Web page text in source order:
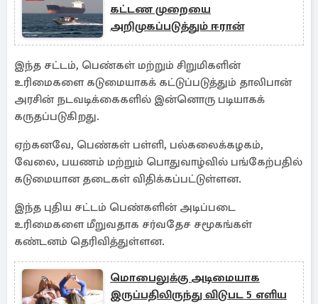
கட்டண முறையை
அறிமுகப்படுத்தும் ஈரான்
இந்த சட்டம், பெண்கள் மற்றும் சிறுமிகளின்
உரிமைகளை கடுமையாகக் கட்டுப்படுத்தும் தாலிபான்
அரசின் நடவடிக்கைகளில் இன்னொரு படியாகக்
கருதப்படுகிறது.
ஏற்கனவே, பெண்கள் பள்ளி, பல்கலைக்கழகம்,
வேலை, பயணம் மற்றும் பொதுவாழ்வில் பங்கேற்பதில்
கடுமையான தடைகள் விதிக்கப்பட்டுள்ளன.
இந்த புதிய சட்டம் பெண்களின் அடிப்படை
உரிமைகளை மீறுவதாக சர்வதேச சமூகங்கள்
கண்டனம் தெரிவித்துள்ளன.
மொபைலுக்கு அடிமையாக
இருப்பதிலிருந்து விடுபட 5 எளிய